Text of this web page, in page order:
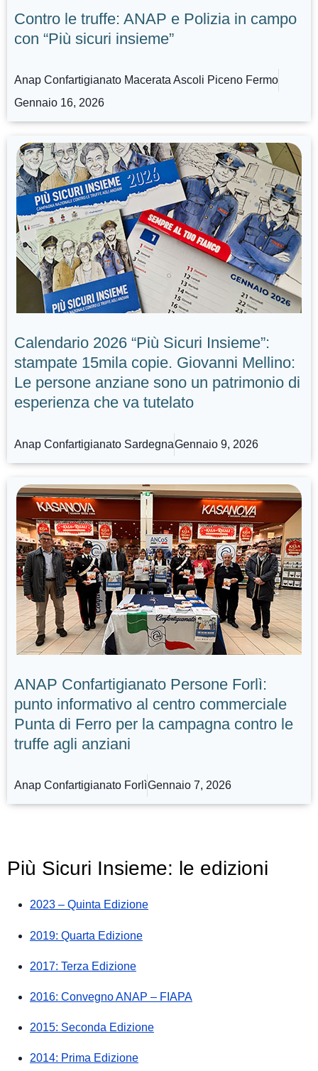
Contro le truffe: ANAP e Polizia in campo
con “Più sicuri insieme”
Anap Confartigianato Macerata Ascoli Piceno Fermo
Gennaio 16, 2026
Calendario 2026 “Più Sicuri Insieme”:
stampate 15mila copie. Giovanni Mellino:
Le persone anziane sono un patrimonio di
esperienza che va tutelato
Anap Confartigianato SardegnaGennaio 9, 2026
ANAP Confartigianato Persone Forlì:
punto informativo al centro commerciale
Punta di Ferro per la campagna contro le
truffe agli anziani
Anap Confartigianato ForlìGennaio 7, 2026
Più Sicuri Insieme: le edizioni
2023 – Quinta Edizione
2019: Quarta Edizione
2017: Terza Edizione
2016: Convegno ANAP – FIAPA
2015: Seconda Edizione
2014: Prima Edizione